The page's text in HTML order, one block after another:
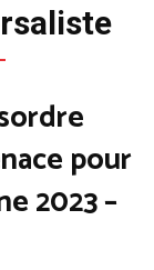
pour
2023 –